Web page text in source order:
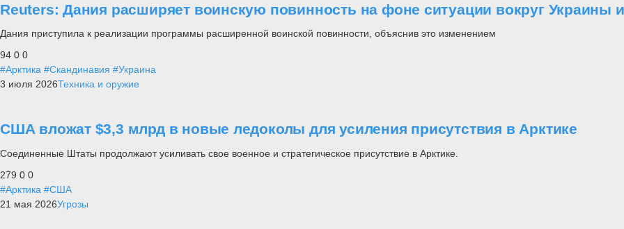
Reuters: Дания расширяет воинскую повинность на фоне ситуации вокруг Украины
Дания приступила к реализации программы расширенной воинской повинности, объяснив это изменением
94 0 0
#Арктика #Скандинавия #Украина
3 июля 2026Техника и оружие
США вложат $3,3 млрд в новые ледоколы для усиления присутствия в Арктике
Соединенные Штаты продолжают усиливать свое военное и стратегическое присутствие в Арктике.
279 0 0
#Арктика #США
21 мая 2026Угрозы